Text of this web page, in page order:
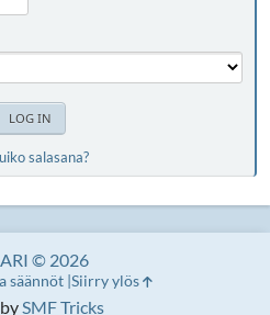
salasana?
SMF Tricks
© 2026
säännöt Siirry ylös